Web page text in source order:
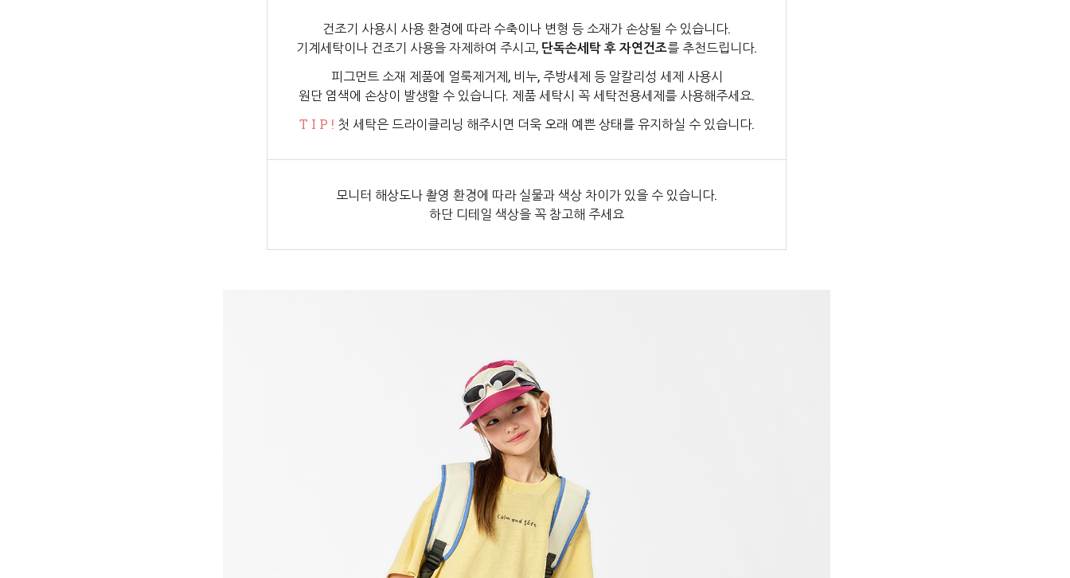
건조기 사용시 사용 환경에 따라 수축이나 변형 등 소재가 손상될 수 있습니다.
기계세탁이나 건조기 사용을 자제하여 주시고, 단독손세탁 후 자연건조를 추천드립니다.
피그먼트 소재 제품에 얼룩제거제, 비누, 주방세제 등 알칼리성 세제 사용시
원단 염색에 손상이 발생할 수 있습니다. 제품 세탁시 꼭 세탁전용세제를 사용해주세요.
T I P ! 첫 세탁은 드라이클리닝 해주시면 더욱 오래 예쁜 상태를 유지하실 수 있습니다.
모니터 해상도나 촬영 환경에 따라 실물과 색상 차이가 있을 수 있습니다.
하단 디테일 색상을 꼭 참고해 주세요